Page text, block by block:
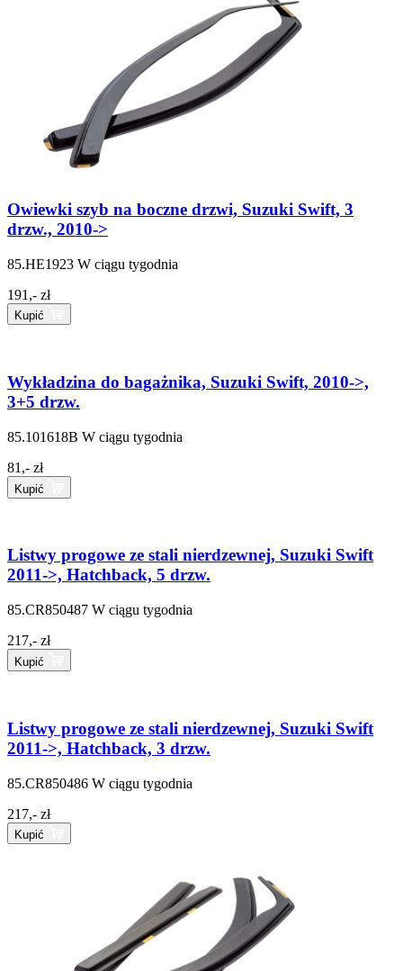
Owiewki szyb na boczne drzwi, Suzuki Swift, 3
drzw., 2010->
85.HE1923 W ciągu tygodnia
191,- zł
Kupić
Wykładzina do bagażnika, Suzuki Swift, 2010->,
3+5 drzw.
85.101618B W ciągu tygodnia
81,- zł
Kupić
Listwy progowe ze stali nierdzewnej, Suzuki Swift
2011->, Hatchback, 5 drzw.
85.CR850487 W ciągu tygodnia
217,- zł
Kupić
Listwy progowe ze stali nierdzewnej, Suzuki Swift
2011->, Hatchback, 3 drzw.
85.CR850486 W ciągu tygodnia
217,- zł
Kupić